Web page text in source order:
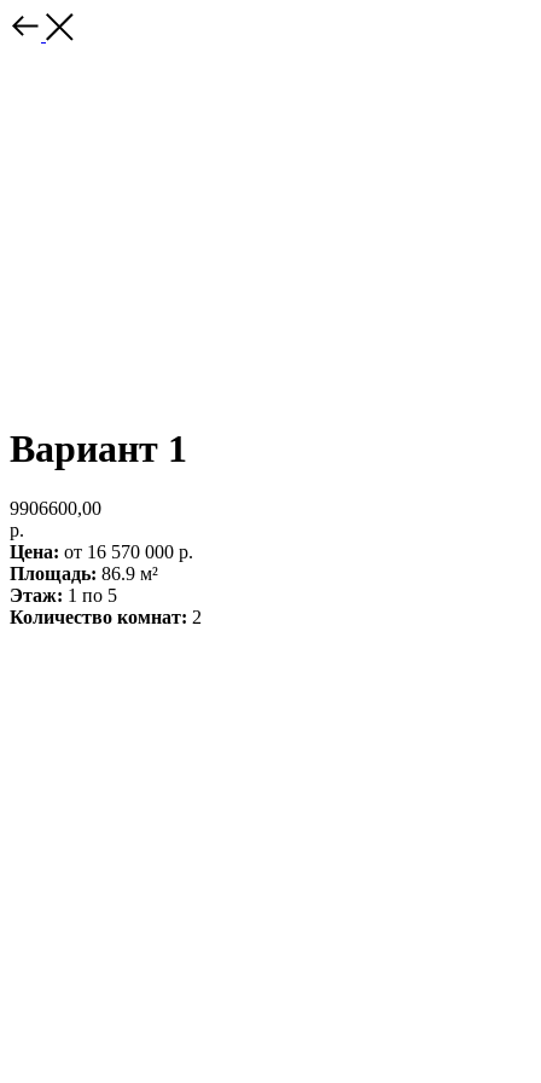
Вариант 1
9906600,00
р.
Цена: от 16 570 000 р.
Площадь: 86.9 м²
Этаж: 1 по 5
Количество комнат: 2